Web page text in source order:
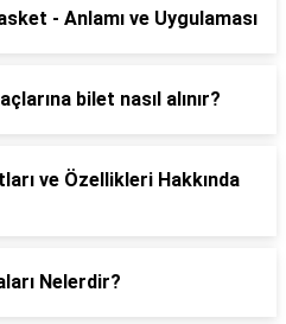
- Anlamı ve Uygulaması
bilet nasıl alınır?
ve Özellikleri Hakkında
Nelerdir?